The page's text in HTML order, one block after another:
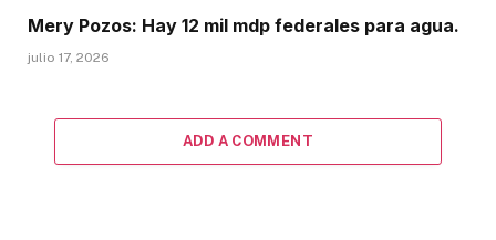
Mery Pozos: Hay 12 mil mdp federales para agua.
julio 17, 2026
ADD A COMMENT